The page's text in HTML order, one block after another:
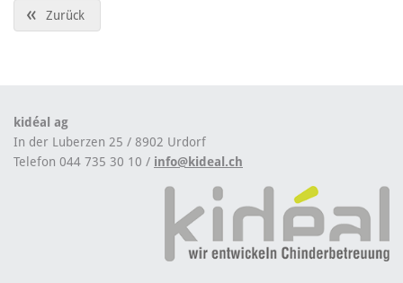
« Zurück
kidéal ag
In der Luberzen 25 / 8902 Urdorf
Telefon 044 735 30 10 / info@kideal.ch